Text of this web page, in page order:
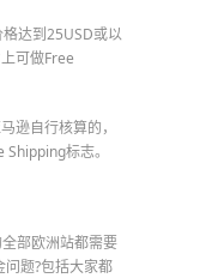
达到25USD或以
可做Free
逊自行核算的，
标志。
部欧洲站都需要
问题?包括大家都